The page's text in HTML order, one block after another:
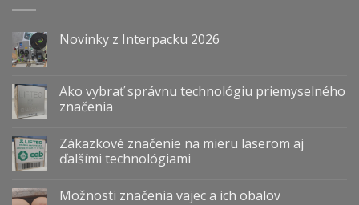
Novinky z Interpacku 2026
Ako vybrať správnu technológiu priemyselného
značenia
Zákazkové značenie na mieru laserom aj
ďalšími technológiami
Možnosti značenia vajec a ich obalov